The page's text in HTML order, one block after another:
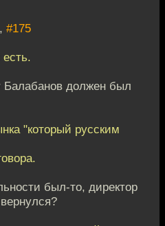
#175
должен был
"который русским
был-то, директор